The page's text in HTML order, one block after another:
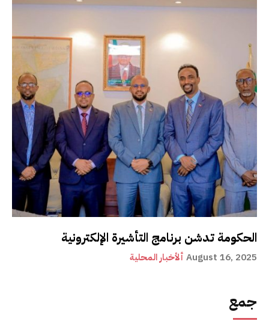
الحكومة تدشن برنامج التأشيرة الإلكترونية
ألأخبار المحلية August 16, 2025
جمع